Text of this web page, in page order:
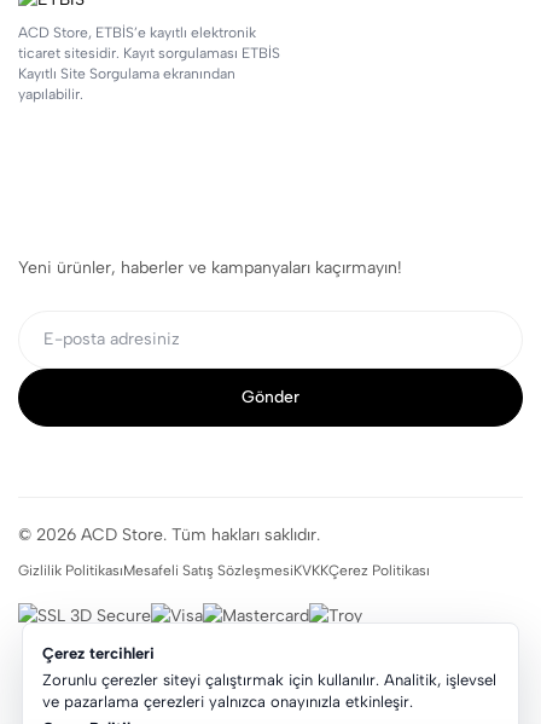
ACD Store, ETBİS’e kayıtlı elektronik
ticaret sitesidir. Kayıt sorgulaması ETBİS
Kayıtlı Site Sorgulama ekranından
yapılabilir.
Yeni ürünler, haberler ve kampanyaları kaçırmayın!
Gönder
© 2026 ACD Store. Tüm hakları saklıdır.
Gizlilik PolitikasıMesafeli Satış SözleşmesiKVKKÇerez Politikası
Çerez tercihleri
Zorunlu çerezler siteyi çalıştırmak için kullanılır. Analitik, işlevsel
ve pazarlama çerezleri yalnızca onayınızla etkinleşir.